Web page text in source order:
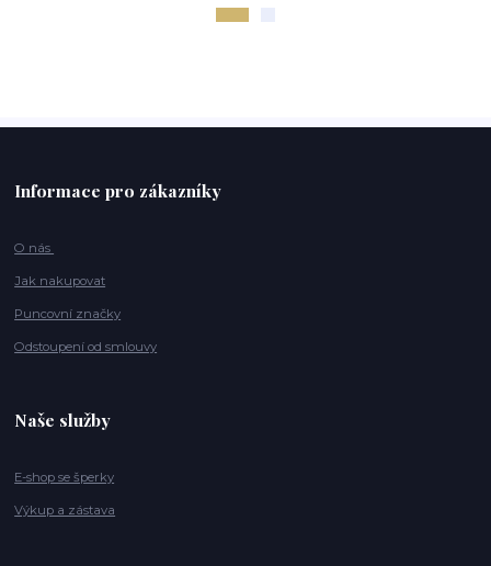
Informace pro zákazníky
O nás
Jak nakupovat
Puncovní značky
Odstoupení od smlouvy
Naše služby
E-shop se šperky
Výkup a zástava